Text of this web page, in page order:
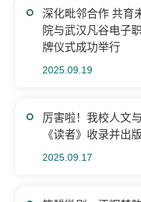
深化毗邻合作 共育
院与武汉凡谷电子
牌仪式成功举行
2025.09.19
厉害啦！我校人文
《读者》收录并出版
2025.09.17